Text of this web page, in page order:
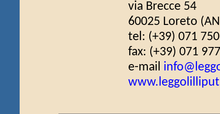
via Brecce 54
60025 Loreto
tel: (+39) 071
fax: (+39) 071
e-mail